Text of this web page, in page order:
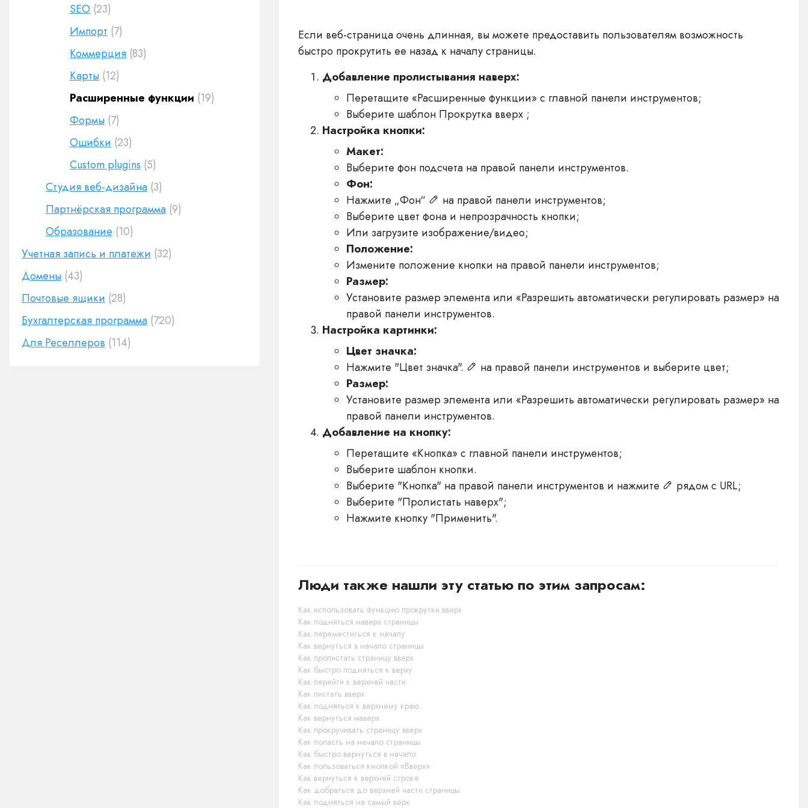
SEO (23)
Импорт (7)
Коммерция (83)
Карты (12)
Расширенные функции (19)
Формы (7)
Ошибки (23)
Custom plugins (5)
Студия веб-дизайна (3)
Партнёрская программа (9)
Образование (10)
Учетная запись и платежи (32)
Домены (43)
Почтовые ящики (28)
Бухгалтерская программа (720)
Для Реселлеров (114)
Если веб-страница очень длинная, вы можете предоставить пользователям возможность
быстро прокрутить ее назад к началу страницы.
Добавление пролистывания наверх:
Перетащите «Расширенные функции» с главной панели инструментов;
Выберите шаблон Прокрутка вверх ;
Настройка кнопки:
Макет:
Выберите фон подсчета на правой панели инструментов.
Фон:
Нажмите „Фон“
на правой панели инструментов;
Выберите цвет фона и непрозрачность кнопки;
Или загрузите изображение/видео;
Положение:
Измените положение кнопки на правой панели инструментов;
Размер:
Установите размер элемента или «Разрешить автоматически регулировать размер» на
правой панели инструментов.
Настройка картинки:
Цвет значка:
Нажмите "Цвет значка".
на правой панели инструментов и выберите цвет;
Размер:
Установите размер элемента или «Разрешить автоматически регулировать размер» на
правой панели инструментов.
Добавление на кнопку:
Перетащите «Кнопка» с главной панели инструментов;
Выберите шаблон кнопки.
Выберите "Кнопка" на правой панели инструментов и нажмите
рядом с URL;
Выберите "Пролистать наверх";
Нажмите кнопку "Применить".
Люди также нашли эту статью по этим запросам:
Как использовать функцию прокрутки вверх
Как подняться наверх страницы
Как переместиться к началу
Как вернуться в начало страницы
Как пролистать страницу вверх
Как быстро подняться к верху
Как перейти к верхней части
Как листать вверх
Как подняться к верхнему краю
Как вернуться наверх
Как прокручивать страницу вверх
Как попасть на начало страницы
Как быстро вернуться в начало
Как пользоваться кнопкой «Вверх»
Как вернуться к верхней строке
Как добраться до верхней части страницы
Как подняться на самый верх